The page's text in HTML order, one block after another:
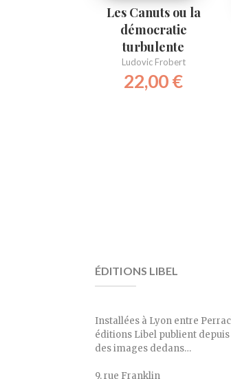
Les Canuts ou la
démocratie
turbulente
Ludovic Frobert
22,00€
ÉDITIONS LIBEL
Installées à Lyon entre
éditions Libel publient
des images dedans…
9, rue Franklin